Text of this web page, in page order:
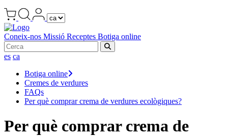
Coneix-nos Missió Receptes Botiga online
es ca
Botiga online
Cremes de verdures
FAQs
Per què comprar crema de verdures ecològiques?
Per què comprar crema de